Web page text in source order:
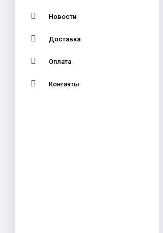
Новости
Доставка
Оплата
Контакты